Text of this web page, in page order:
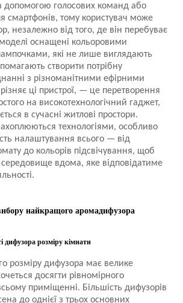
допомогою голосових команд або
смартфонів, тому користувач може
незалежно від того, де він перебуває
оснащені кольоровими
які не лише виглядають
створити потрібну
з різноманітними ефірними
ці пристрої, — це перетворення
на високотехнологічний гаджет,
в сучасні житлові простори.
технологіями, особливо
налаштування всього — від
до кольорів підсвічування, щоб
середовище вдома, яке відповідатиме
найкращого аромадифузора
дифузора розміру кімнати
розміру дифузора має велике
досягти рівномірного
приміщенні. Більшість дифузорів
до однієї з трьох основних